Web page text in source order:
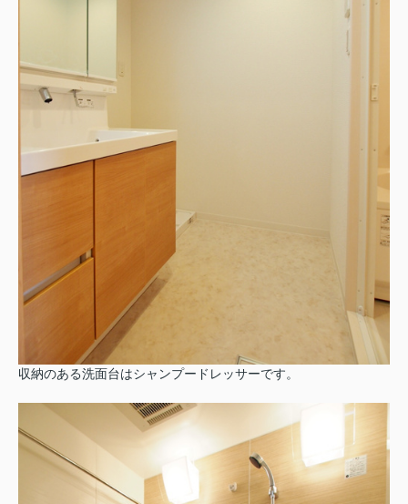
収納のある洗面台はシャンプードレッサーです。